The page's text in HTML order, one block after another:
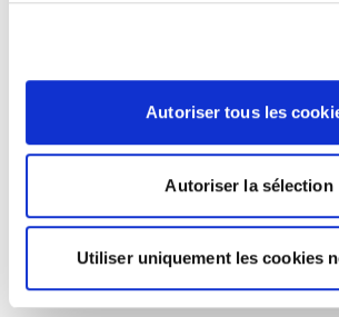
Autoriser tous les
Autoriser la sélection
Utiliser uniquement les cookies